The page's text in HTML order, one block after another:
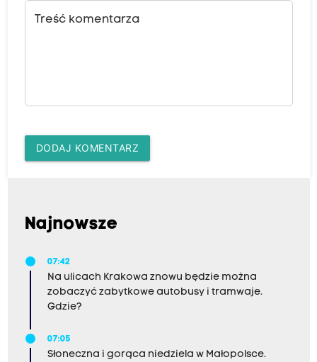
Treść komentarza
DODAJ KOMENTARZ
Najnowsze
07:42
Na ulicach Krakowa znowu będzie można
zobaczyć zabytkowe autobusy i tramwaje.
Gdzie?
07:05
Słoneczna i gorąca niedziela w Małopolsce.